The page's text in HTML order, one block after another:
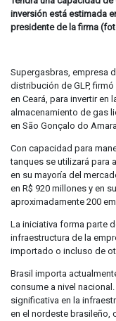
inversión está estimada
presidente de la firma
Supergasbras, empresa
distribución de GLP,
en Ceará, para invertir en
almacenamiento de gas
en São Gonçalo do
Con capacidad para
tanques se utilizará para
en su mayoría del
en R$ 920 millones y en
aproximadamente 200
La iniciativa forma parte
infraestructura de la
importado o incluso de
Brasil importa
consume a nivel
significativa en la
en el nordeste brasileño,